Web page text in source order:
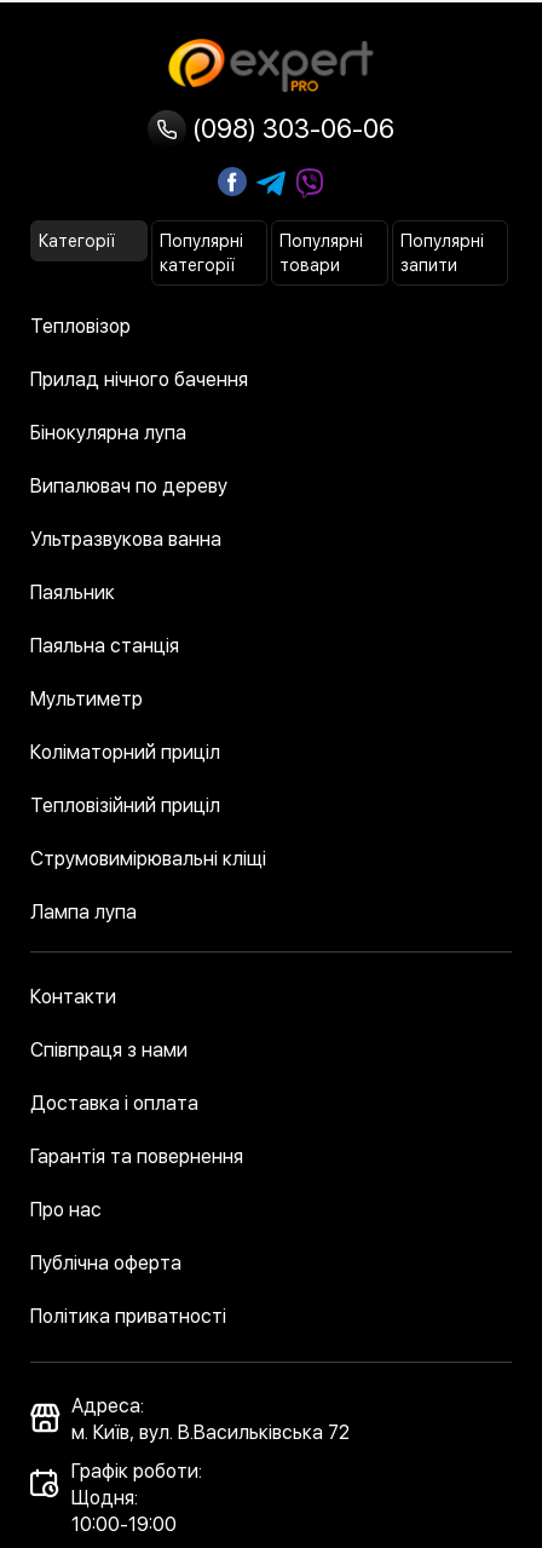
(098) 303-06-06
Категорії
Популярні
категорії
Популярні
товари
Популярні
запити
Тепловізор
Прилад нічного бачення
Бінокулярна лупа
Випалювач по дереву
Ультразвукова ванна
Паяльник
Паяльна станція
Мультиметр
Коліматорний приціл
Тепловізійний приціл
Струмовимірювальні кліщі
Лампа лупа
Контакти
Співпраця з нами
Доставка і оплата
Гарантія та повернення
Про нас
Публічна оферта
Політика приватності
Адреса:
м. Київ, вул. В.Васильківська 72
Графік роботи:
Щодня:
10:00-19:00